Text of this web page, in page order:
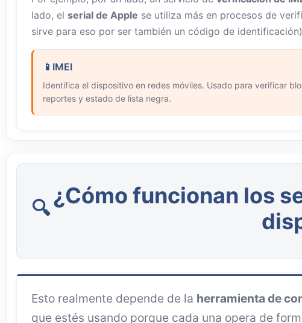
lado, el serial de Apple se utiliza más en procesos de
sirve para eso por ser también un código de
IMEI
Identifica el dispositivo en redes móviles. Usado para verificar
reportes y estado de lista negra.
¿Cómo funcionan los
Esto realmente depende de la herramienta de
que estés usando porque cada una opera de